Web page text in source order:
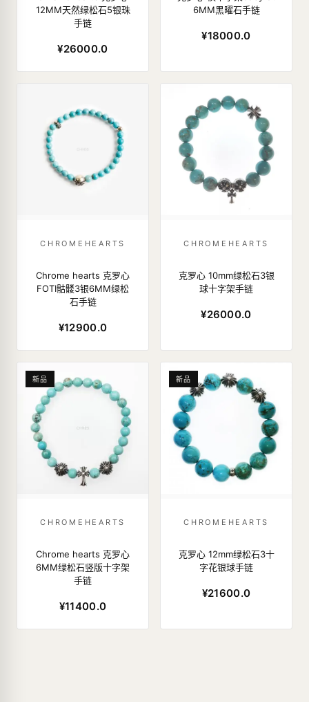
12MM天然绿松石5银珠
手链
¥26000.0
6MM黑曜石手链
¥18000.0
CHROMEHEARTS
Chrome hearts 克罗心
FOTI骷髅3银6MM绿松
石手链
¥12900.0
CHROMEHEARTS
克罗心 10mm绿松石3银
球十字架手链
¥26000.0
新品
CHROMEHEARTS
Chrome hearts 克罗心
6MM绿松石竖版十字架
手链
¥11400.0
新品
CHROMEHEARTS
克罗心 12mm绿松石3十
字花银球手链
¥21600.0